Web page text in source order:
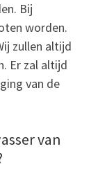
Bij
worden.
zullen altijd
Er zal altijd
van de
van